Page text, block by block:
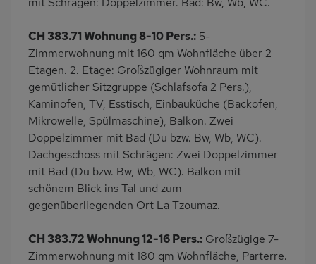
CH 383.71 Wohnung 8-10 Pers.: 5-
Zimmerwohnung mit 160 qm Wohnfläche über 2
Etagen. 2. Etage: Großzügiger Wohnraum mit
gemütlicher Sitzgruppe (Schlafsofa 2 Pers.),
Kaminofen, TV, Esstisch, Einbauküche (Backofen,
Mikrowelle, Spülmaschine), Balkon. Zwei
Doppelzimmer mit Bad (Du bzw. Bw, Wb, WC).
Dachgeschoss mit Schrägen: Zwei Doppelzimmer
mit Bad (Du bzw. Bw, Wb, WC). Balkon mit
schönem Blick ins Tal und zum
gegenüberliegenden Ort La Tzoumaz.
CH 383.72 Wohnung 12-16 Pers.: Großzügige 7-
Zimmerwohnung mit 180 qm Wohnfläche, Parterre.